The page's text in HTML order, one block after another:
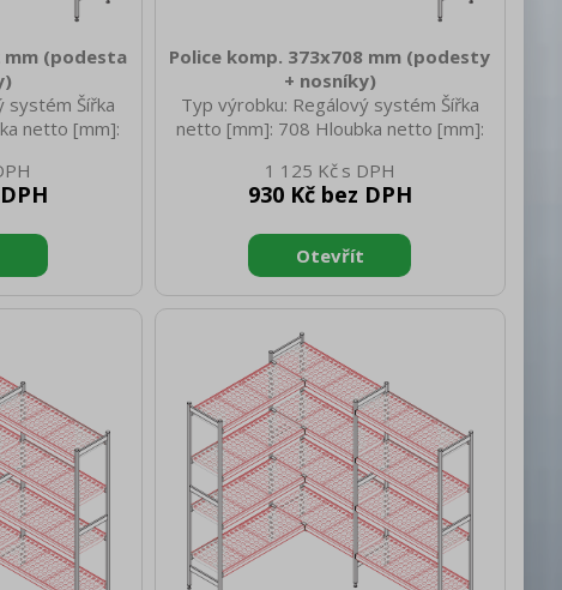
mm (podesta
systém Šířka
netto [mm]:
[mm]: 532
Výška brutto
Police komp. 373x708 mm (podesty
+ nosníky)
Typ výrobku: Regálový systém Šířka
netto [mm]: 708 Hloubka netto [mm]:
netto [kg]: 2.30 Šířka brutto [mm]: 708
Hloubka brutto [mm]: 373 Výška brutto
1 125 Kč
930 Kč bez DPH